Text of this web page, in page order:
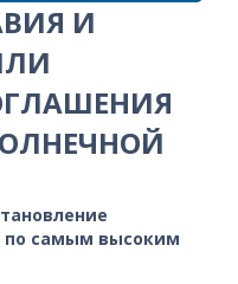
И
по самым высоким